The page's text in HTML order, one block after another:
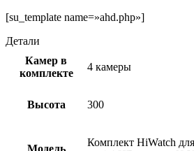
[su_template name=»ahd.php»]
Детали
Камер в
комплекте
4 камеры
Высота 300
Модель
Комплект HiWatch